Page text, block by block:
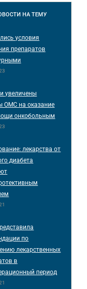
НА ТЕМУ
условия
препаратов
увеличены
ОМС на оказание
онкобольным
лекарства от
диабета
по
лекарственных
в
период